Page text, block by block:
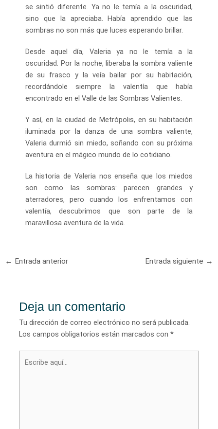
se sintió diferente. Ya no le temía a la oscuridad,
sino que la apreciaba. Había aprendido que las
sombras no son más que luces esperando brillar.
Desde aquel día, Valeria ya no le temía a la
oscuridad. Por la noche, liberaba la sombra valiente
de su frasco y la veía bailar por su habitación,
recordándole siempre la valentía que había
encontrado en el Valle de las Sombras Valientes.
Y así, en la ciudad de Metrópolis, en su habitación
iluminada por la danza de una sombra valiente,
Valeria durmió sin miedo, soñando con su próxima
aventura en el mágico mundo de lo cotidiano.
La historia de Valeria nos enseña que los miedos
son como las sombras: parecen grandes y
aterradores, pero cuando los enfrentamos con
valentía, descubrimos que son parte de la
maravillosa aventura de la vida.
Navegación
← Entrada anterior Entrada siguiente →
Deja un comentario
Tu dirección de correo electrónico no será publicada.
Los campos obligatorios están marcados con*
aquí...